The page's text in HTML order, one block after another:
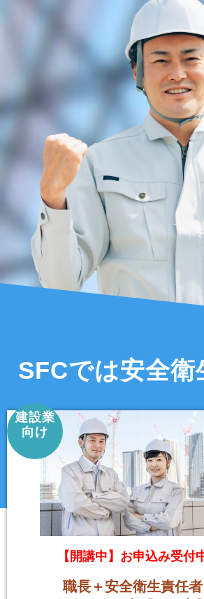
SFCでは安全
【開講中】お申込み受付
職長＋安全衛生責任者
建設業
向け